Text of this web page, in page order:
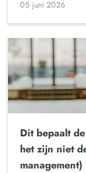
05 juni 2026
Dit bepaalt
het zijn niet
management)